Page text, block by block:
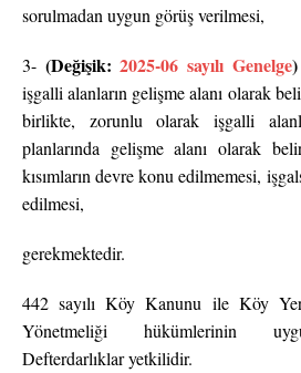
sorulmadan uygun görüş verilmesi,
3- (Değişik:2025-06 sayılı Genelge)
işgalli alanların gelişme alanı olarak
birlikte, zorunlu olarak işgalli
planlarında gelişme alanı olarak
kısımların devre konu edilmemesi,
edilmesi,
gerekmektedir.
442 sayılı Köy Kanunu ile Köy
Yönetmeliği hükümlerinin
Defterdarlıklar yetkilidir.